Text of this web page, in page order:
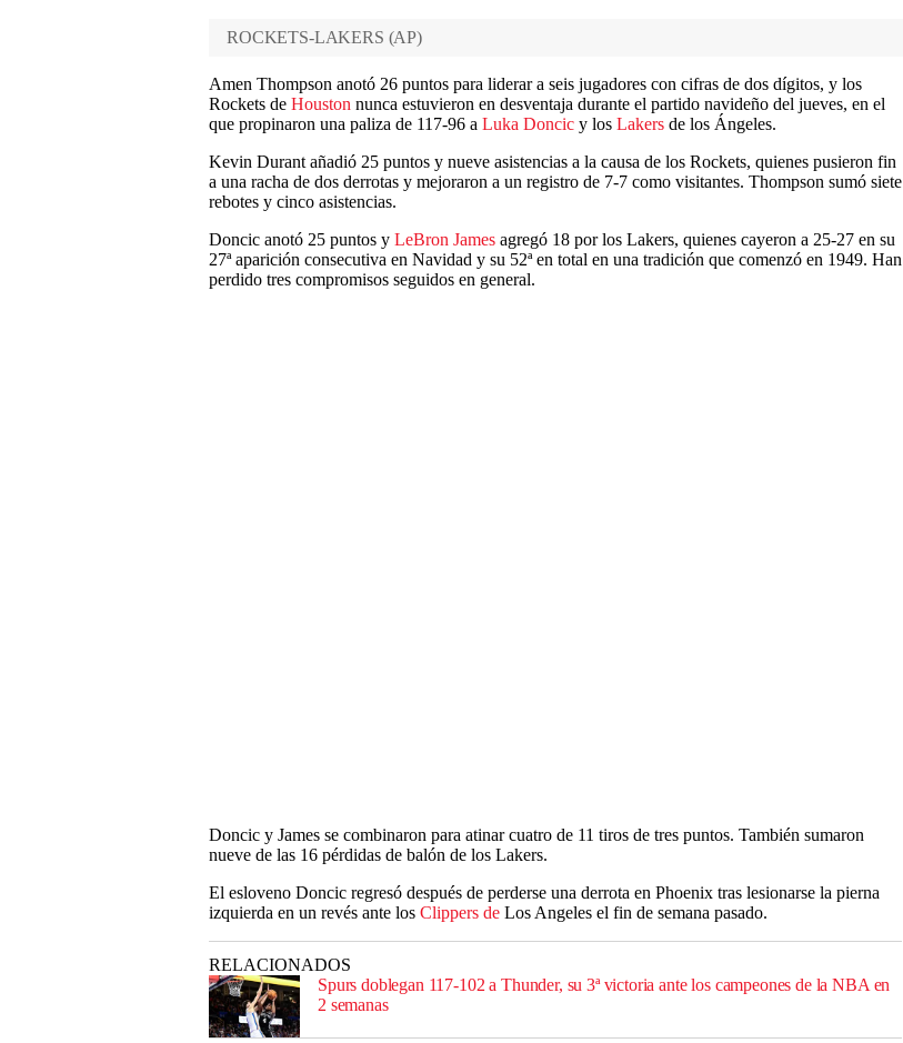
ROCKETS-LAKERS (AP)
Amen Thompson anotó 26 puntos para liderar a seis jugadores con cifras de dos dígitos, y los
Rockets de Houston nunca estuvieron en desventaja durante el partido navideño del jueves, en el
que propinaron una paliza de 117-96 a Luka Doncic y los Lakers de los Ángeles.
Kevin Durant añadió 25 puntos y nueve asistencias a la causa de los Rockets, quienes pusieron fin
a una racha de dos derrotas y mejoraron a un registro de 7-7 como visitantes. Thompson sumó siete
rebotes y cinco asistencias.
Doncic anotó 25 puntos y LeBron James agregó 18 por los Lakers, quienes cayeron a 25-27 en su
27ª aparición consecutiva en Navidad y su 52ª en total en una tradición que comenzó en 1949. Han
perdido tres compromisos seguidos en general.
Doncic y James se combinaron para atinar cuatro de 11 tiros de tres puntos. También sumaron
nueve de las 16 pérdidas de balón de los Lakers.
El esloveno Doncic regresó después de perderse una derrota en Phoenix tras lesionarse la pierna
izquierda en un revés ante los Clippers de Los Angeles el fin de semana pasado.
RELACIONADOS
Spurs doblegan 117-102 a Thunder, su 3ª victoria ante los campeones de la NBA en
2 semanas